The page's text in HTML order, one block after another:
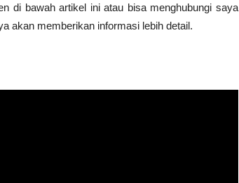
di bawah artikel ini atau bisa menghubungi saya
akan memberikan informasi lebih detail.